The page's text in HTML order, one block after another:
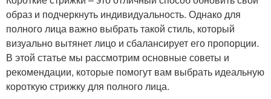
образ и подчеркнуть индивидуальность. Однако для
полного лица важно выбрать такой стиль, который
визуально вытянет лицо и сбалансирует его пропорции.
В этой статье мы рассмотрим основные советы и
рекомендации, которые помогут вам выбрать идеальную
короткую стрижку для полного лица.